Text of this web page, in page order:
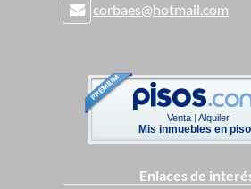
corbaes@hotmail.com
Venta| Alquiler
Mis inmuebles en
Enlaces de